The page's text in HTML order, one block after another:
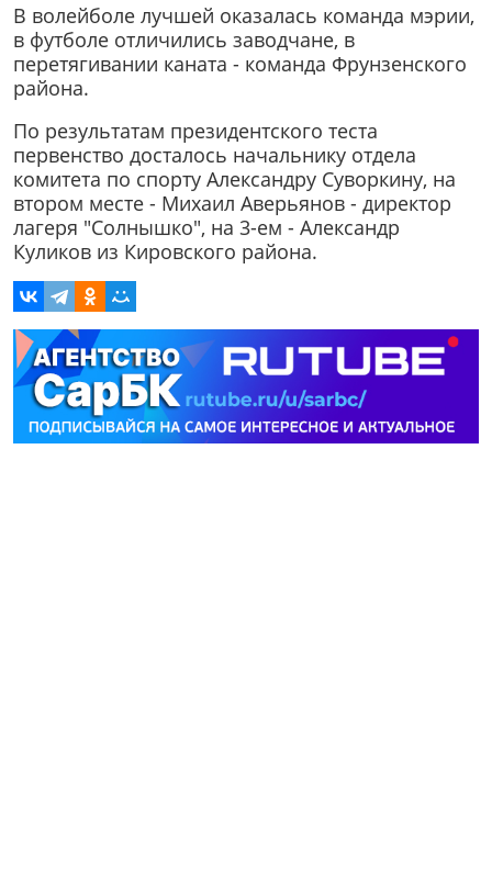
В волейболе лучшей оказалась команда мэрии,
в футболе отличились заводчане, в
перетягивании каната - команда Фрунзенского
района.
По результатам президентского теста
первенство досталось начальнику отдела
комитета по спорту Александру Суворкину, на
втором месте - Михаил Аверьянов - директор
лагеря "Солнышко", на 3-ем - Александр
Куликов из Кировского района.